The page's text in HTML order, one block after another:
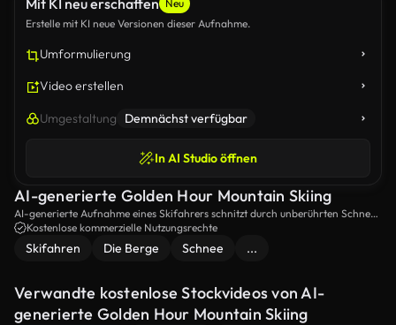
Mit KI neu erschaffen Neu
Erstelle mit KI neue Versionen dieser Aufnahme.
Umformulierung
Video erstellen
Umgestaltung Demnächst verfügbar
In AI Studio öffnen
AI-generierte Golden Hour Mountain Skiing
AI-generierte Aufnahme eines Skifahrers schnitzt durch unberührten Schnee
vor dem Hintergrund atemberaubender schneebedeckter Berge beim
Sonnenuntergang.
Kostenlose kommerzielle Nutzungsrechte
Skifahren Die Berge Schnee ...
Verwandte kostenlose Stockvideos von AI-
generierte Golden Hour Mountain Skiing